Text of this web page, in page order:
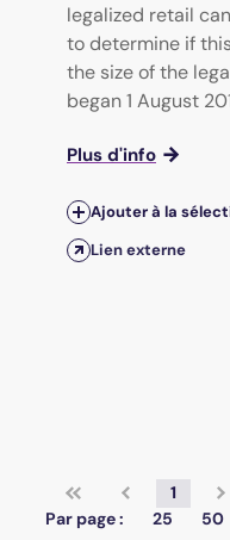
legalized retail
to determine if
the size of the
began 1 August
Plus d'info
Ajouter à la
Lien externe
1
Par page :
25 50